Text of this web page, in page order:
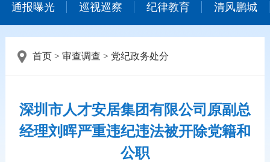
通报曝光 巡视巡察 纪律教育 清风鹏城
首页> 审查调查 > 党纪政务处分
深圳市人才安居集团有限公司原副总
经理刘晖严重违纪违法被开除党籍和
公职